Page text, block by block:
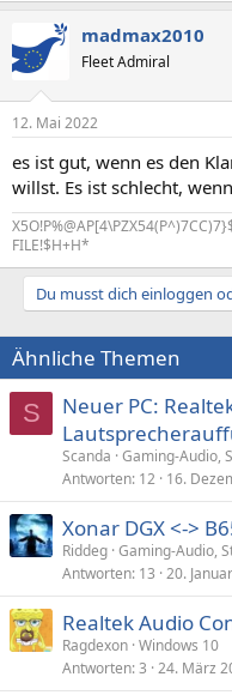
t
i
e
:
madmax2010
Fleet Admiral
12. Mai 2022
es ist gut, wenn es den
willst. Es ist schlecht,
FILE!$H+H*
Du musst dich einloggen
Ähnliche Themen
S
Neuer PC:
Scanda Gaming-Audio,
Antworten 12 16.
Xonar DGX <->
Riddeg Gaming-Audio,
Antworten 13 20.
Realtek Audio
Ragdexon Windows 10
Antworten 3 24. März